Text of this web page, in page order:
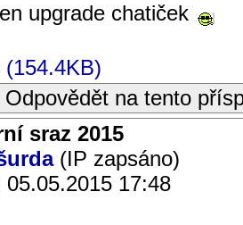
upgrade chatiček
(154.4KB)
Odpovědět na tento
sraz 2015
(IP zapsáno)
05.05.2015 17:48